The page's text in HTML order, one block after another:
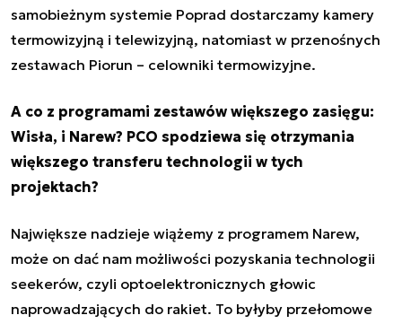
samobieżnym systemie Poprad dostarczamy kamery
termowizyjną i telewizyjną, natomiast w przenośnych
zestawach Piorun – celowniki termowizyjne.
A co z programami zestawów większego zasięgu:
Wisła, i Narew? PCO spodziewa się otrzymania
większego transferu technologii w tych
projektach?
Największe nadzieje wiążemy z programem Narew,
może on dać nam możliwości pozyskania technologii
seekerów, czyli optoelektronicznych głowic
naprowadzających do rakiet. To byłyby przełomowe